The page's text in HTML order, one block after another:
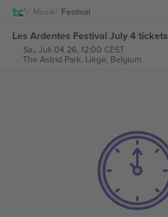
Musik Festival
Les Ardentes Festival July 4 tickets
Sa., Juli 04 26, 12:00 CEST
The Astrid Park, Liège, Belgium